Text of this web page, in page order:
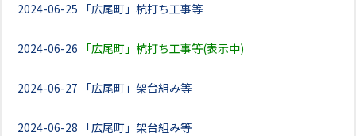
2024-06-25 「広尾町」杭打ち工事等
2024-06-26 「広尾町」杭打ち工事等(表示中)
2024-06-27 「広尾町」架台組み等
2024-06-28 「広尾町」架台組み等